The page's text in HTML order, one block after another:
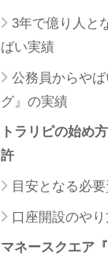
3年で億り人と
ばい実績
公務員からや
グ』の実績
トラリピの始め
許
目安となる必
口座開設のや
マネースクエア